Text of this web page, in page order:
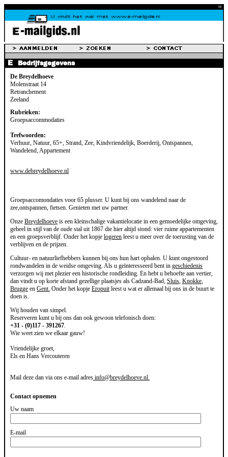
Bedrijfsgegevens
De Breydelhoeve
Molenstraat 14
Retranchement
Zeeland
Rubrieken:
Groepsaccommodaties
Trefwoorden:
Verhuur, Natuur, 65+, Strand, Zee, Kindvriendelijk, Boerderij, Ontspannen,
Wandelend, Appartement
www.debreydelhoeve.nl
Groepsaccomondaties voor 65 plusser. U kunt bij ons wandelend naar de
zee,ontspannen, fietsen. Genieten met uw partner.
Onze Breydelhoeve is een kleinschalige vakantielocatie in een gemoedelijke omgeving,
geheel in stijl van de oude stal uit 1867 die hier altijd stond: vier ruime appartementen
en een groepsverblijf. Onder het kopje logeren leest u meer over de toerusting van de
verblijven en de prijzen.
Cultuur- en natuurliefhebbers kunnen bij ons hun hart ophalen. U kunt ongestoord
rondwandelen in de weidse omgeving. Als u geïnteresseerd bent in geschiedenis
verzorgen wij met plezier een historische rondleiding. En hebt u behoefte aan vertier,
dan vindt u op korte afstand gezellige plaatsjes als Cadzand-Bad, Sluis Knokke
Brugge en Gent. Onder het kopje Eropuit leest u wat er allemaal bij ons in de buurt te
doen is.
Wij houden van simpel.
Reserveren kunt u bij ons dan ook gewoon telefonisch doen:
+31 - (0)117 - 391267
Wie weet zien we elkaar gauw!
Vriendelijke groet,
Els en Hans Vercouteren
Mail deze dan via ons e-mail adres info@breydelhoeve.nl
Contact opnemen
Uw naam
E-mail